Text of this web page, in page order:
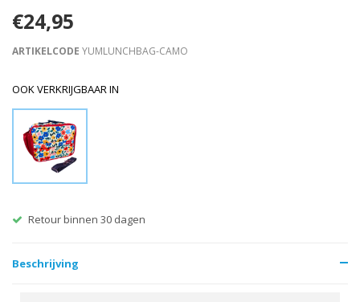
€24,95
ARTIKELCODE YUMLUNCHBAG-CAMO
OOK VERKRIJGBAAR IN
Retour binnen 30 dagen
Beschrijving